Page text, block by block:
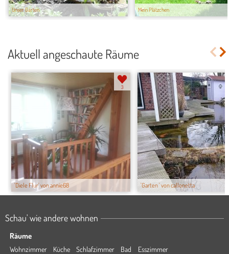
Unser Garten Mein Plätzchen
Aktuell angeschaute Räume
'Diele Flur' von annie68
3
'Garten ' von callonetta
Schau' wie andere wohnen
Räume
Wohnzimmer Küche Schlafzimmer Bad
Esszimmer